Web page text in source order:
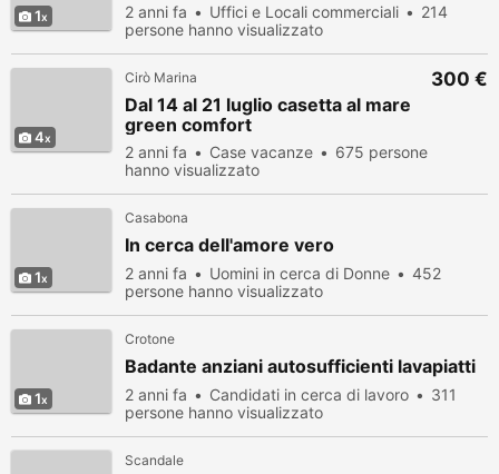
1 2 anni fa Uffici e Locali commerciali
214
persone hanno visualizzato
4
Cirò Marina
Dal 14 al 21 luglio casetta al mare
green comfort
2 anni fa Case vacanze
675 persone
hanno visualizzato
300 €
1
Casabona
In cerca dell'amore vero
2 anni fa Uomini in cerca di Donne
452
persone hanno visualizzato
1
Crotone
Badante anziani autosufficienti lavapiatti
2 anni fa Candidati in cerca di lavoro
311
persone hanno visualizzato
Scandale